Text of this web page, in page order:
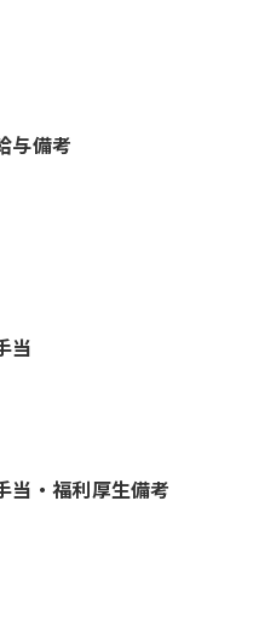
与備考
当
当・福利厚生備考